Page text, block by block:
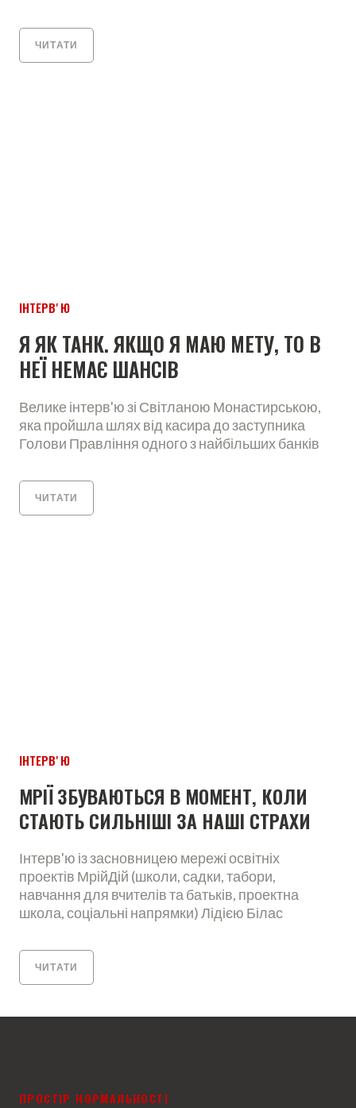
ЧИТАТИ
ІНТЕРВʼЮ
Я ЯК ТАНК. ЯКЩО Я МАЮ МЕТУ, ТО В
НЕЇ НЕМАЄ ШАНСІВ
Велике інтерв'ю зі Світланою Монастирською,
яка пройшла шлях від касира до заступника
Голови Правління одного з найбільших банків
ЧИТАТИ
ІНТЕРВʼЮ
МРІЇ ЗБУВАЮТЬСЯ В МОМЕНТ, КОЛИ
СТАЮТЬ СИЛЬНІШІ ЗА НАШІ СТРАХИ
Інтерв'ю із засновницею мережі освітніх
проектів МрійДій (школи, садки, табори,
навчання для вчителів та батьків, проектна
школа, соціальні напрямки) Лідією Білас
ЧИТАТИ
ПРОСТІР НОРМАЛЬНОСТІ